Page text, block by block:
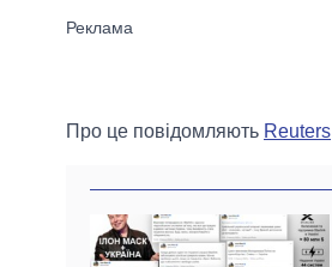
Про це повідомляють Reuters